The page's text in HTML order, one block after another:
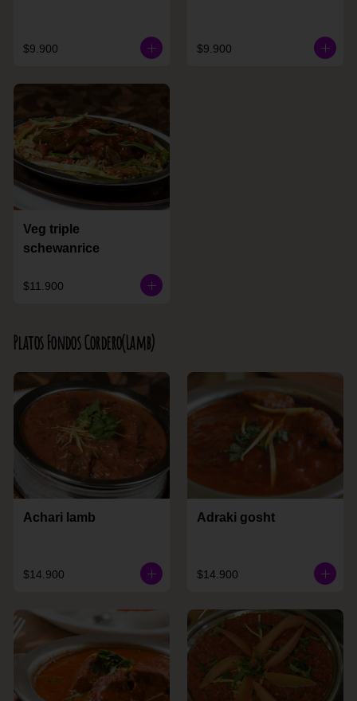
$9.900 $9.900
Veg triple
schewanrice
$11.900
Platos Fondos Cordero(Lamb)
Achari lamb
$14.900
Adraki gosht
$14.900